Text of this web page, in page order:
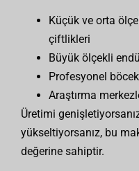
Küçük ve orta
çiftlikleri
Büyük ölçekli
Profesyonel
Araştırma
Üretimi
yükseltiyorsanız, bu
değerine sahiptir.